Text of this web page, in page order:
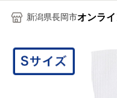
新潟県長岡市オンラ